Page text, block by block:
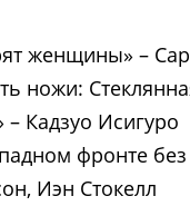
женщины» –
ножи:
– Кадзуо Исигуро
фронте
Иэн Стокелл